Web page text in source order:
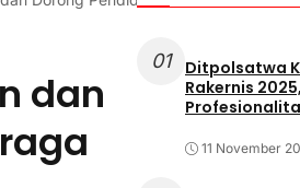
dan
01
Ditpolsatwa
Rakernis
11 November